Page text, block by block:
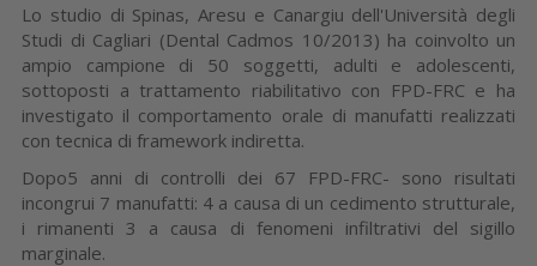
Lo studio di Spinas, Aresu e Canargiu dell'Università degli
Studi di Cagliari (Dental Cadmos 10/2013) ha coinvolto un
ampio campione di 50 soggetti, adulti e adolescenti,
sottoposti a trattamento riabilitativo con FPD-FRC e ha
investigato il comportamento orale di manufatti realizzati
con tecnica di framework indiretta.
Dopo5 anni di controlli dei 67 FPD-FRC- sono risultati
incongrui 7 manufatti: 4 a causa di un cedimento strutturale,
i rimanenti 3 a causa di fenomeni infiltrativi del sigillo
marginale.